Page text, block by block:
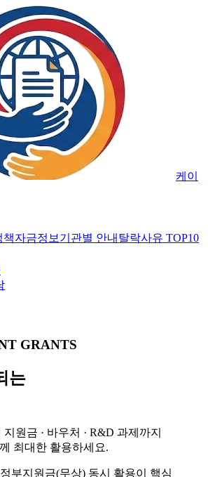
케이
책자금정보 기관별 안내 탈락사유 TOP10
GRANTS
는
원금 · 바우처 · R&D 과제까지
최대한 활용하세요.
부지원금(무상) 동시 활용이 핵심